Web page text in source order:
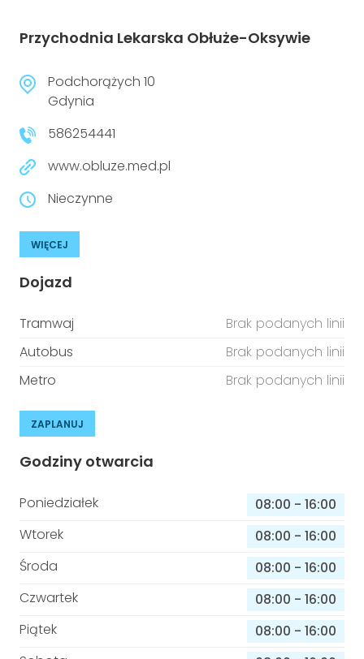
Przychodnia Lekarska Obłuże-Oksywie
Podchorążych 10
Gdynia
586254441
www.obluze.med.pl
Nieczynne
WIĘCEJ
Dojazd
Tramwaj
Brak podanych linii
Autobus
Brak podanych linii
Metro
Brak podanych linii
ZAPLANUJ
Godziny otwarcia
Poniedziałek 08:00 - 16:00
Wtorek
08:00 - 16:00
Środa
08:00 - 16:00
Czwartek
08:00 - 16:00
Piątek
08:00 - 16:00